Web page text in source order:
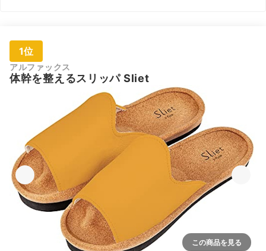
1位
アルファックス
体幹を整えるスリッパ Sliet
この商品を見る